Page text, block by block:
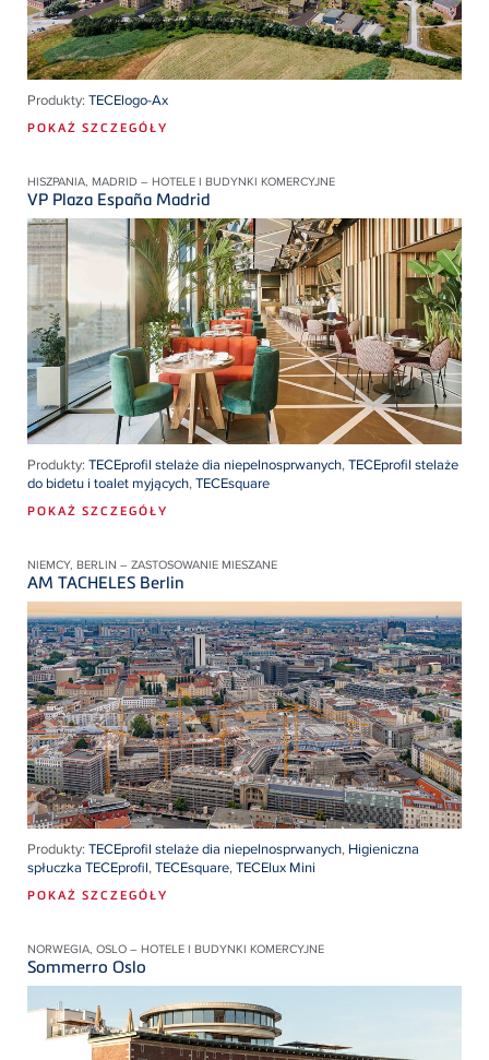
Produkty: TECElogo-Ax
POKAŻ SZCZEGÓŁY
HISZPANIA, MADRID – HOTELE I BUDYNKI KOMERCYJNE
VP Plaza España Madrid
Produkty: TECEprofil stelaże dia niepelnosprwanych,TECEprofil stelaże
do bidetu i toalet myjących,TECEsquare
POKAŻ SZCZEGÓŁY
NIEMCY, BERLIN – ZASTOSOWANIE MIESZANE
AM TACHELES Berlin
Produkty: TECEprofil stelaże dia niepelnosprwanych, Higieniczna
spłuczka TECEprofil,TECEsquare,TECElux Mini
POKAŻ SZCZEGÓŁY
NORWEGIA, OSLO – HOTELE I BUDYNKI KOMERCYJNE
Sommerro Oslo